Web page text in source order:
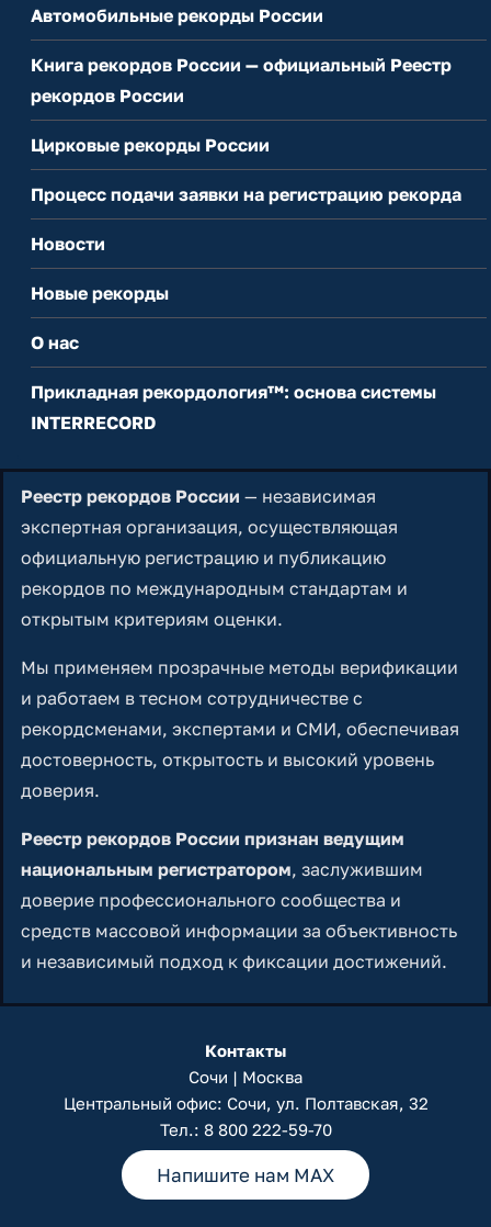
Автомобильные рекорды России
Книга рекордов России — официальный Реестр
рекордов России
Цирковые рекорды России
Процесс подачи заявки на регистрацию рекорда
Новости
Новые рекорды
О нас
Прикладная рекордология™: основа системы
INTERRECORD
Реестр рекордов России — независимая
экспертная организация, осуществляющая
официальную регистрацию и публикацию
рекордов по международным стандартам и
открытым критериям оценки.
Мы применяем прозрачные методы верификации
и работаем в тесном сотрудничестве с
рекордсменами, экспертами и СМИ, обеспечивая
достоверность, открытость и высокий уровень
доверия.
Реестр рекордов России признан ведущим
национальным регистратором, заслужившим
доверие профессионального сообщества и
средств массовой информации за объективность
и независимый подход к фиксации достижений.
Контакты
Сочи | Москва
Центральный офис: Сочи, ул. Полтавская, 32
Тел.: 8 800 222-59-70
Напишите нам MAX